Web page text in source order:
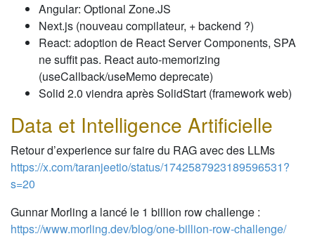
Angular: Optional Zone.JS
Next.js (nouveau compilateur, + backend ?)
React: adoption de React Server Components, SPA
ne suffit pas. React auto-memorizing
(useCallback/useMemo deprecate)
Solid 2.0 viendra après SolidStart (framework web)
Data et Intelligence Artificielle
Retour d’experience sur faire du RAG avec des LLMs
https://x.com/taranjeetio/status/1742587923189596531?
s=20
Gunnar Morling a lancé le 1 billion row challenge :
https://www.morling.dev/blog/one-billion-row-challenge/